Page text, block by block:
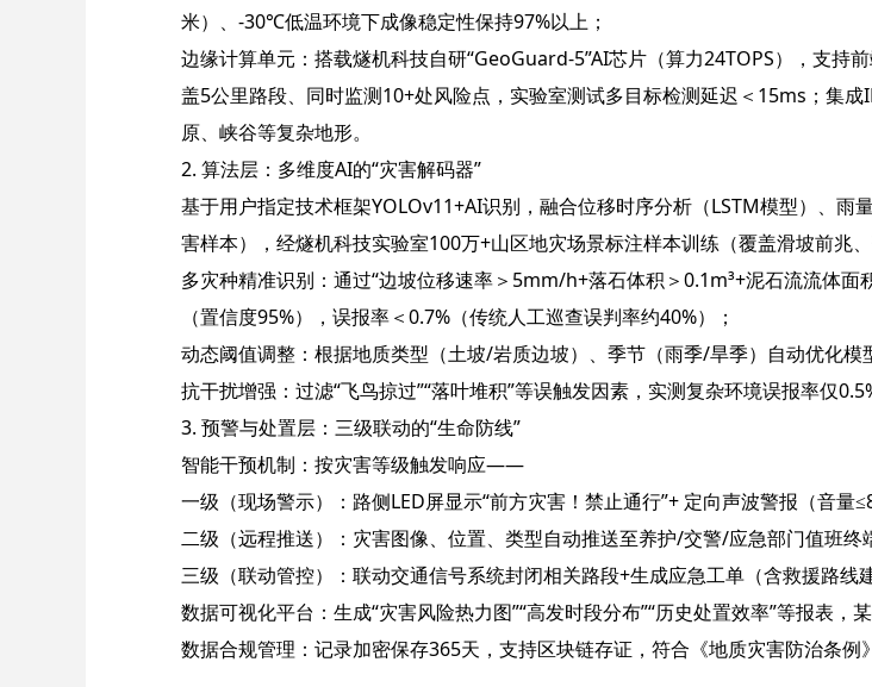
米）、-30℃低温环境下成像稳定性保持97%以上；
边缘计算单元：搭载燧机科技自研“GeoGuard-5”AI芯片（算力24TOPS），支持
盖5公里路段、同时监测10+处风险点，实验室测试多目标检测延迟＜15ms；集
原、峡谷等复杂地形。
2. 算法层：多维度AI的“灾害解码器”​
基于用户指定技术框架YOLOv11+AI识别，融合位移时序分析（LSTM模型）、
害样本），经燧机科技实验室100万+山区地灾场景标注样本训练（覆盖滑坡前兆
多灾种精准识别：通过“边坡位移速率＞5mm/h+落石体积＞0.1m³+泥石流流体
（置信度95%），误报率＜0.7%（传统人工巡查误判率约40%）；
动态阈值调整：根据地质类型（土坡/岩质边坡）、季节（雨季/旱季）自动优化模
抗干扰增强：过滤“飞鸟掠过”“落叶堆积”等误触发因素，实测复杂环境误报率仅
3. 预警与处置层：三级联动的“生命防线”​
智能干预机制：按灾害等级触发响应——
一级（现场警示）：路侧LED屏显示“前方灾害！禁止通行”+ 定向声波警报（音量
二级（远程推送）：灾害图像、位置、类型自动推送至养护/交警/应急部门值班终
三级（联动管控）：联动交通信号系统封闭相关路段+生成应急工单（含救援路线
数据可视化平台：生成“灾害风险热力图”“高发时段分布”“历史处置效率”等报表，
数据合规管理：记录加密保存365天，支持区块链存证，符合《地质灾害防治条例